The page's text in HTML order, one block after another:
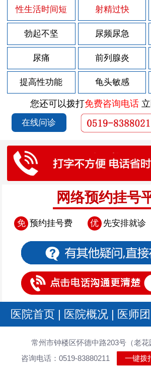
性生活时间短 射精过快
勃起不坚 尿频尿急
尿痛 前列腺炎
提高性功能 龟头敏感
您还可以拨打免费咨询电话立
在线问诊
网络预约挂号
免 预约挂号费 优 先安排就诊
医院首页 | 医院概况 | 医师
常州市钟楼区怀德中路203号（老花
咨询电话：0519-83880211
一键拨